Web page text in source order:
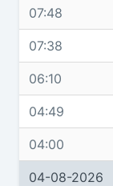
07:48
07:38
06:10
04:49
04:00
04-08-2026